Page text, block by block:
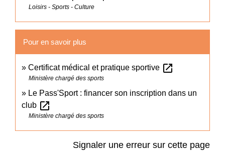
Loisirs - Sports - Culture
Pour en savoir plus
Certificat médical et pratique sportive open_in_new
Ministère chargé des sports
Le Pass'Sport : financer son inscription dans un
club open_in_new
Ministère chargé des sports
Signaler une erreur sur cette page